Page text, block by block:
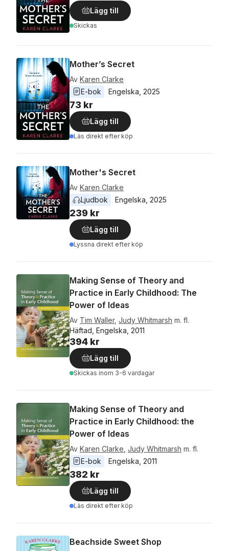
Lägg till
Skickas
Mother’s Secret
Av Karen Clarke
E-bok
Engelska 2025
73 kr
Lägg till
Läs direkt efter köp
Mother's Secret
Av Karen Clarke
Ljudbok
Engelska 2025
239 kr
Lägg till
Lyssna direkt efter köp
Making Sense of Theory and
Practice in Early Childhood: The
Power of Ideas
Av Tim Waller, Judy Whitmarsh m. fl.
Häftad, Engelska, 2011
394 kr
Lägg till
Skickas inom 3-6 vardagar
Making Sense of Theory and
Practice in Early Childhood: the
Power of Ideas
Av Karen Clarke Judy Whitmarsh m. fl.
E-bok
Engelska 2011
382 kr
Lägg till
Läs direkt efter köp
Beachside Sweet Shop